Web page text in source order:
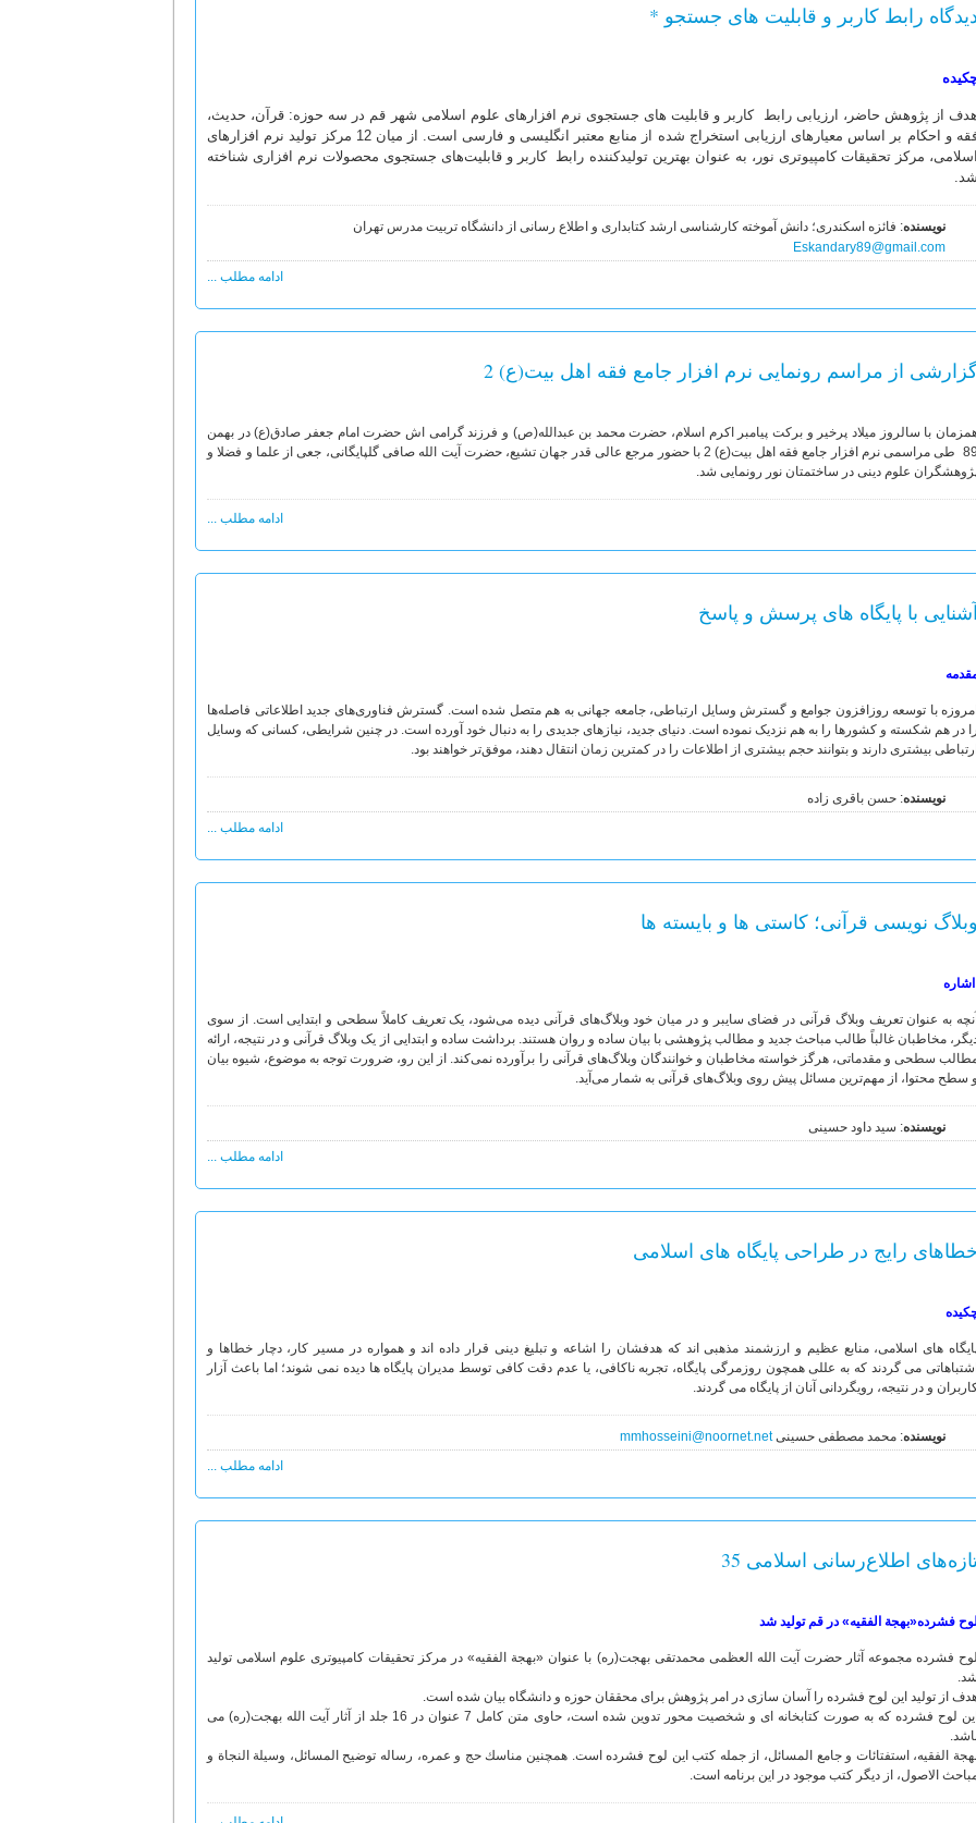
دیدگاه رابط کاربر و قابلیت های جستجو *
هدف از پژوهش حاضر، ارزیابی رابط کاربر و قابلیت های جستجوی نرم افزارهای علوم اسلامی شهر قم در سه حوزه: قرآن، حدیث،
فقه و احکام بر اساس معیارهای ارزیابی استخراج شده از منابع معتبر انگلیسی و فارسی است. از میان 12 مرکز تولید نرم افزارهای
اسلامی، مرکز تحقیقات کامپیوتری نور، به عنوان بهترین تولیدکننده رابط کاربر و قابلیت‌های جستجوی محصولات نرم افزاری شناخته
شد.
نویسنده: فائزه اسکندری؛ دانش آموخته کارشناسی ارشد کتابداری و اطلاع رسانی از دانشگاه تربیت مدرس تهران
Eskandary89@gmail.com
ادامه مطلب ...
از مراسم رونمایی نرم افزار جامع فقه اهل بیت(ع) 2
با سالروز میلاد پرخیر و برکت پیامبر اکرم اسلام، حضرت محمد بن عبدالله(ص) و فرزند گرامی اش حضرت امام جعفر صادق(ع) در بهمن
89 طی مراسمی نرم افزار جامع فقه اهل بیت(ع) 2 با حضور مرجع عالی قدر جهان تشیع، حضرت آیت الله صافی گلپایگانی، جعی از علما و فضلا و
علوم دینی در ساختمتان نور رونمایی شد.
ادامه مطلب ...
با پایگاه های پرسش و پاسخ
امروزه با توسعه روز‌افزون جوامع و گسترش وسایل ارتباطی، جامعه جهانی به هم متصل شده است. گسترش فناوری‌های جدید اطلاعاتی فاصله‌ها
را در هم شکسته و کشورها را به هم نزدیک نموده است. دنیای جدید، نیازهای جدیدی را به دنبال خود آورده است. در چنین شرایطی، کسانی که وسایل
ارتباطی بیشتری دارند و بتوانند حجم بیشتری از اطلاعات را در کمترین زمان انتقال دهند، موفق‌تر خواهند بود.
نویسنده: حسن باقری زاده
ادامه مطلب ...
وبلاگ نویسی قرآنی؛ کاستی ها و بایسته ها
اشاره
آنچه به عنوان تعریف وبلاگ قرآنی در فضای سایبر و در میان خود وبلاگ‌های قرآنی دیده می‌شود، یک تعریف کاملاً سطحی و ابتدایی است. از سوی
مخاطبان غالباً طالب مباحث جدید و مطالب پژوهشی با بیان ساده و روان هستند. برداشت ساده و ابتدایی از یک وبلاگ قرآنی و در نتیجه، ارائه
سطحی و مقدماتی، هرگز خواسته مخاطبان و خوانندگان وبلاگ‌های قرآنی را برآورده نمی‌کند. از این رو، ضرورت توجه به موضوع، شیوه بیان
و سطح محتوا، از مهم‌ترین مسائل پیش روی وبلاگ‌های قرآنی به شمار می‌آید.
نویسنده: سید داود حسینی
ادامه مطلب ...
خطاهای رایج در طراحی پایگاه های اسلامی
های اسلامی، منابع عظیم و ارزشمند مذهبی اند که هدفشان را اشاعه و تبلیغ دینی قرار داده اند و همواره در مسیر کار، دچار خطاها و
اشتباهاتی می گردند که به عللی همچون روزمرگی پایگاه، تجربه ناکافی، یا عدم دقت کافی توسط مدیران پایگاه ها دیده نمی شوند؛ اما باعث آزار
و در نتیجه، رویگردانی آنان از پایگاه می گردند.
نویسنده: محمد مصطفی حسینیmmhosseini@noornet.net
ادامه مطلب ...
اطلاع‌رسانی اسلامی 35
لوح فشرده«بهجة الفقیه» در قم تولید شد
لوح فشرده مجموعه آثار حضرت آیت الله العظمی محمدتقی بهجت(ره) با عنوان «بهجة الفقیه» در مرکز تحقیقات کامپیوتری علوم اسلامی تولید
شد.
از تولید این لوح فشرده را آسان سازی در امر پژوهش برای محققان حوزه و دانشگاه بیان شده است.
این لوح فشرده که به صورت کتابخانه ای و شخصیت محور تدوین شده است، حاوی متن كامل 7 عنوان در 16 جلد از آثار آيت الله بهجت(ره) می
الفقيه، استفتائات و جامع المسائل، از جمله کتب این لوح فشرده است. همچنین مناسك حج و عمره،‌ رساله توضيح المسائل، وسيلة النجاة و
الاصول، از دیگر کتب موجود در این برنامه است.